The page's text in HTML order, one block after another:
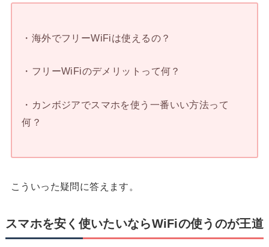
・海外でフリーWiFiは使えるの？
・フリーWiFiのデメリットって何？
・カンボジアでスマホを使う一番いい方法って
何？
こういった疑問に答えます。
スマホを安く使いたいならWiFiの使うのが王道